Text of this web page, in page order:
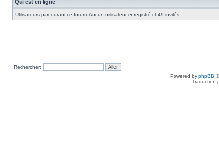
Qui est en ligne
Utilisateurs parcourant ce forum: Aucun utilisateur enregistré et 49 invités
Rechercher:
Powered by phpBB
Traduction